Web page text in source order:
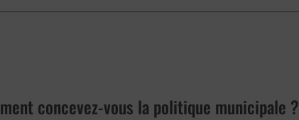
concevez-vous la politique municipale ?